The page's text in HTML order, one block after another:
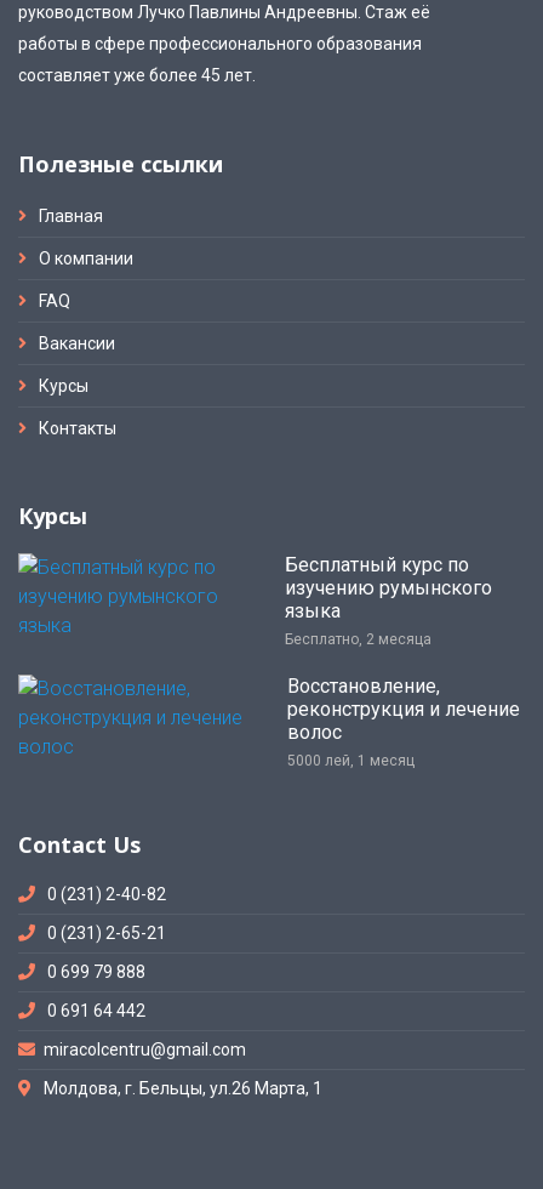
руководством Лучко Павлины Андреевны. Стаж её
работы в сфере профессионального образования
составляет уже более 45 лет.
Полезные ссылки
Главная
О компании
FAQ
Вакансии
Курсы
Контакты
Курсы
Бесплатный курс по
изучению румынского
языка
Бесплатно, 2 месяца
Восстановление,
реконструкция и лечение
волос
5000 лей, 1 месяц
Contact Us
0 (231) 2-40-82
0 (231) 2-65-21
0 699 79 888
0 691 64 442
miracolcentru@gmail.com
Молдова, г. Бельцы, ул.26 Марта, 1